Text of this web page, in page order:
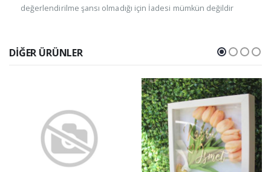
değerlendirilme şansı olmadığı için İadesi mümkün değildir
DIĞER ÜRÜNLER